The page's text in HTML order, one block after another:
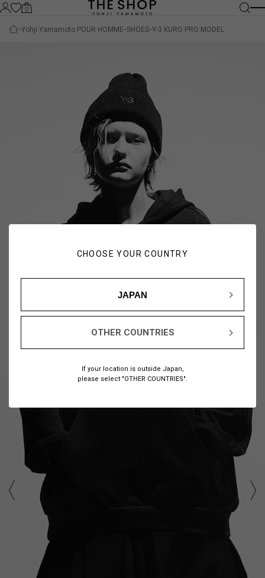
CHOOSE YOUR COUNTRY
JAPAN
OTHER COUNTRIES
If your location is outside Japan,
please select "OTHER COUNTRIES".
0
Yohji Yamamoto POUR HOMME SHOES Y-3 KURO PRO MODEL